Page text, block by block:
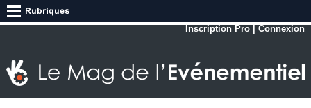
Inscription Pro |Connexion